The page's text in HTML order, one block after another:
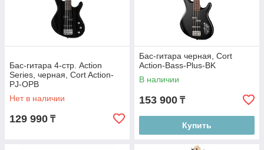
Бас-гитара 4-стр. Action
Series, черная, Cort Action-
PJ-OPB
Нет в наличии
129 990 ₸
Бас-гитара черная, Cort
Action-Bass-Plus-BK
В наличии
153 900 ₸
Купить